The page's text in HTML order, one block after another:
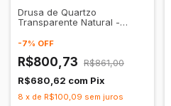
Drusa de Quartzo
Transparente Natural -
-7% OFF
R$800,73 R$861,00
R$680,62 com Pix
8 x de R$100,09 sem juros